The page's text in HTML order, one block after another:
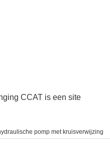
CCAT is een site
pomp met kruisverwijzing